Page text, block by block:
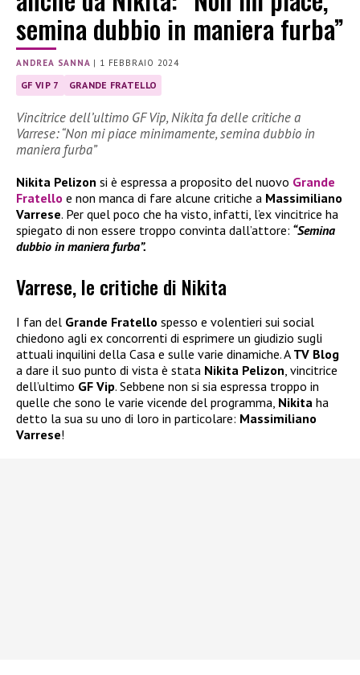
semina dubbio in maniera furba”
ANDREA SANNA | 1 FEBBRAIO 2024
GF VIP 7 GRANDE FRATELLO
Vincitrice dell’ultimo GF Vip, Nikita fa delle critiche a
Varrese: “Non mi piace minimamente, semina dubbio in
maniera furba”
Nikita Pelizon si è espressa a proposito del nuovo Grande
Fratello e non manca di fare alcune critiche a Massimiliano
Varrese. Per quel poco che ha visto, infatti, l’ex vincitrice ha
spiegato di non essere troppo convinta dall’attore: “Semina
dubbio in maniera furba”.
Varrese, le critiche di Nikita
I fan del Grande Fratello spesso e volentieri sui social
chiedono agli ex concorrenti di esprimere un giudizio sugli
attuali inquilini della Casa e sulle varie dinamiche. A TV Blog
a dare il suo punto di vista è stata Nikita Pelizon, vincitrice
dell’ultimo GF Vip. Sebbene non si sia espressa troppo in
quelle che sono le varie vicende del programma, Nikita ha
detto la sua su uno di loro in particolare: Massimiliano
Varrese!